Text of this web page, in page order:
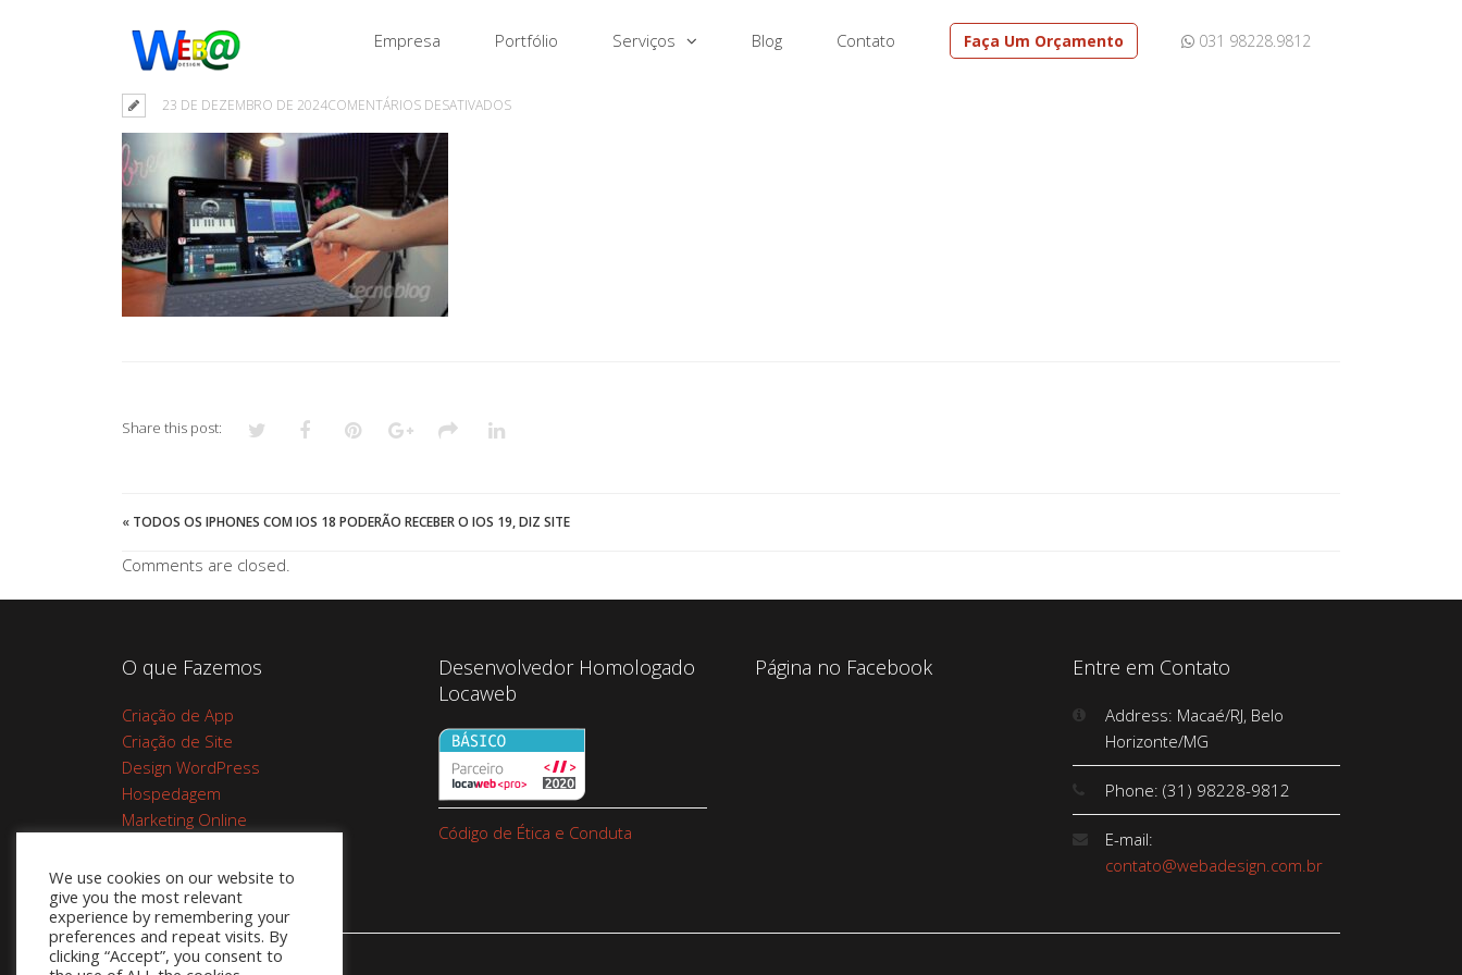
031 98228.9812
Empresa Portfólio Serviços Blog Contato Faça Um Orçamento
23 DE DEZEMBRO DE 2024COMENTÁRIOS DESATIVADOSEM
Share this post:
« TODOS OS IPHONES COM IOS 18 PODERÃO RECEBER O IOS 19, DIZ SITE
Comments are closed.
O que Fazemos
Criação de App
Criação de Site
Design WordPress
Hospedagem
Marketing Online
Cupom Google Workspace do
Google 10%
Desenvolvedor Homologado
Locaweb
Código de Ética e Conduta
Página no Facebook Entre em Contato
Address: Macaé/RJ, Belo
Horizonte/MG
Phone: (31) 98228-9812
E-mail:
contato@webadesign.com.br
We use cookies on our website to
give you the most relevant
experience by remembering your
preferences and repeat visits. By
clicking “Accept”, you consent to